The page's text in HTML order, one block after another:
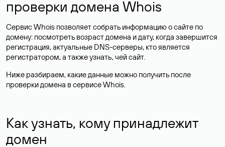
проверки домена Whois
Сервис Whois позволяет собрать информацию о сайте по
домену: посмотреть возраст домена и дату, когда завершится
регистрация, актуальные DNS-серверы, кто является
регистратором, а также узнать, чей сайт.
Ниже разбираем, какие данные можно получить после
проверки домена в сервисе Whois.
Как узнать, кому принадлежит
домен